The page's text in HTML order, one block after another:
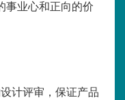
事业心和正向的价
计评审，保证产品